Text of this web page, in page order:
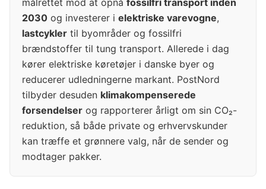
målrettet mod at opnå fossilfri transport inden
2030 og investerer i elektriske varevogne,
lastcykler til byområder og fossilfri
brændstoffer til tung transport. Allerede i dag
kører elektriske køretøjer i danske byer og
reducerer udledningerne markant. PostNord
tilbyder desuden klimakompenserede
forsendelser og rapporterer årligt om sin CO₂-
reduktion, så både private og erhvervskunder
kan træffe et grønnere valg, når de sender og
modtager pakker.